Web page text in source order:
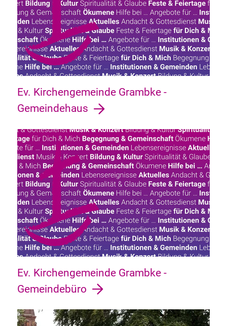
Ev. Kirchengemeinde Grambke -
Gemeindehaus
Ev. Kirchengemeinde Grambke -
Gemeindebüro